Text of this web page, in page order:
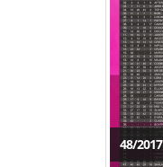
48/2017